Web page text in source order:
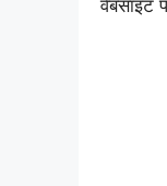
वेबसाइट